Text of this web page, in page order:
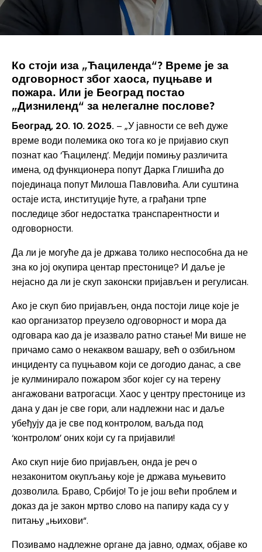
Ко стоји иза „Ћациленда“? Време је за
одговорност због хаоса, пуцњаве и
пожара. Или је Београд постао
„Дизниленд“ за нелегалне послове?
Београд, 20. 10. 2025. – „У јавности се већ дуже
време води полемика око тога ко је пријавио скуп
познат као ‘Ћациленд’. Медији помињу различита
имена, од функционера попут Дарка Глишића до
појединаца попут Милоша Павловића. Али суштина
остаје иста, институције ћуте, а грађани трпе
последице због недостатка транспарентности и
одговорности.
Да ли је могуће да је држава толико неспособна да не
зна ко јој окупира центар престонице? И даље је
нејасно да ли је скуп законски пријављен и регулисан.
Ако је скуп био пријављен, онда постоји лице које је
као организатор преузело одговорност и мора да
одговара као да је изазвало ратно стање! Ми више не
причамо само о некаквом вашару, већ о озбиљном
инциденту са пуцњавом који се догодио данас, а све
је кулминирало пожаром због којег су на терену
ангажовани ватрогасци. Хаос у центру престонице из
дана у дан је све гори, али надлежни нас и даље
убеђују да је све под контролом, ваљда под
‘контролом’ оних који су га пријавили!
Ако скуп није био пријављен, онда је реч о
незаконитом окупљању које је држава муњевито
дозволила. Браво, Србијо! То је још већи проблем и
доказ да је закон мртво слово на папиру када су у
питању „њихови“.
Позивамо надлежне органе да јавно, одмах, објаве ко